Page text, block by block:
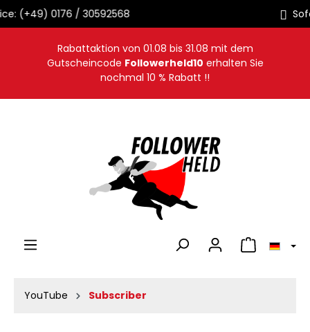
springen Sofortige Auslieferung
Rabattaktion von 01.08 bis 31.08 mit dem
Gutscheincode Followerheld10 erhalten Sie
nochmal 10 % Rabatt !!
Warenkorb
YouTube Subscriber